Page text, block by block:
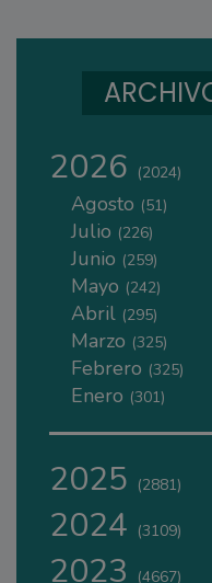
2026 (2024)
Agosto (51)
Julio (226)
Junio (259)
Mayo (242)
Abril (295)
Marzo (325)
Febrero (325)
Enero (301)
2025 (2881)
2024 (3109)
2023 (4667)